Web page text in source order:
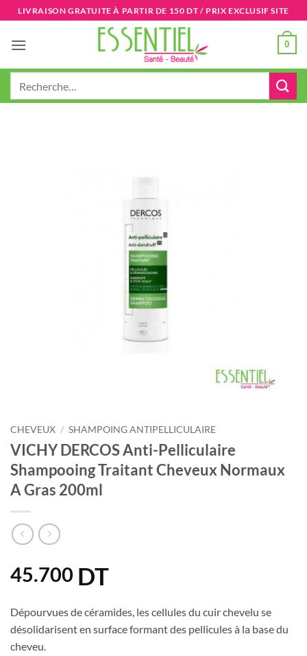
Passer
au
contenu
LIVRAISON GRATUITE À PARTIR DE 150 DT / PRIX EXCLUSIF SITE
0
CHEVEUX / SHAMPOING ANTIPELLICULAIRE
VICHY DERCOS Anti-Pelliculaire
Shampooing Traitant Cheveux Normaux
A Gras 200ml
45.700 DT
Dépourvues de céramides, les cellules du cuir chevelu se
désolidarisent en surface formant des pellicules à la base du
cheveu.